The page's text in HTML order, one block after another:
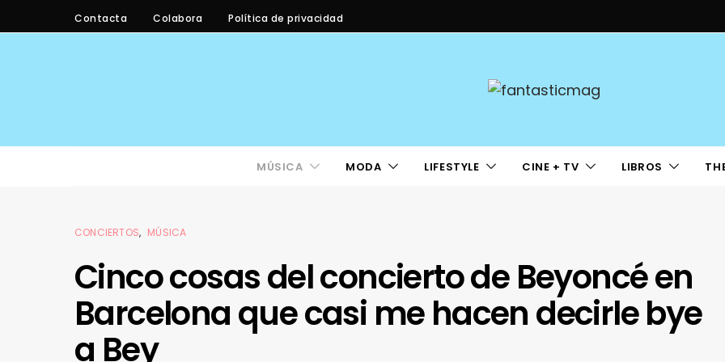
Contacta Colabora Política de privacidad
MÚSICA MODA LIFESTYLE CINE + TV LIBROS
CONCIERTOS MÚSICA
Cinco cosas del concierto de Beyoncé en
Barcelona que casi me hacen decirle bye
a Bey